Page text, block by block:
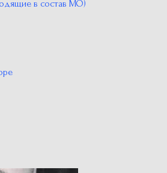
в состав МО)